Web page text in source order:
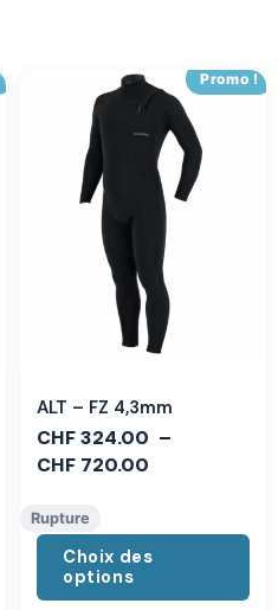
Promo !
ALT – FZ 4,3mm
CHF324.00 –
CHF 720.00
Rupture
Choix des
options